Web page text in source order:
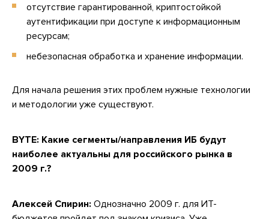
отсутствие гарантированной, криптостойкой
аутентификации при доступе к информационным
ресурсам;
небезопасная обработка и хранение информации.
Для начала решения этих проблем нужные технологии
и методологии уже существуют.
BYTE: Какие сегменты/направления ИБ будут
наиболее актуальны для российского рынка в
2009 г.?
Алексей Спирин: Однозначно 2009 г. для ИТ-